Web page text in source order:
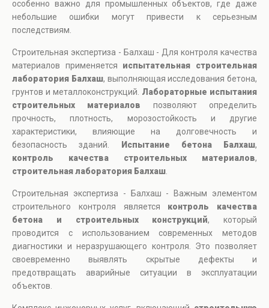
особенно важно для промышленных объектов, где даже
небольшие ошибки могут привести к серьезным
последствиям.
Строительная экспертиза - Балхаш - Для контроля качества
материалов применяется испытательная строительная
лаборатория Балхаш, выполняющая исследования бетона,
грунтов и металлоконструкций. Лабораторные испытания
строительных материалов позволяют определить
прочность, плотность, морозостойкость и другие
характеристики, влияющие на долговечность и
безопасность зданий.
Испытание бетона Балхаш,
контроль качества строительных материалов,
строительная лаборатория Балхаш
Строительная экспертиза - Балхаш - Важным элементом
строительного контроля является контроль качества
бетона и строительных конструкций, который
проводится с использованием современных методов
диагностики и неразрушающего контроля. Это позволяет
своевременно выявлять скрытые дефекты и
предотвращать аварийные ситуации в эксплуатации
объектов.